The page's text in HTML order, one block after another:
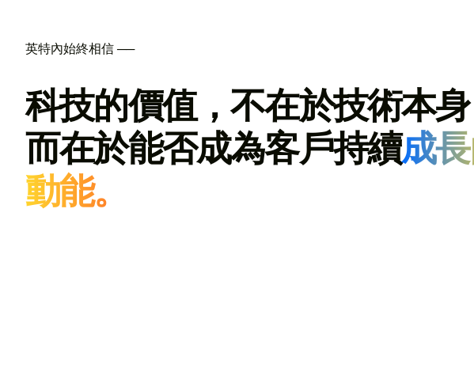
英特內始終相信 ──
科技的價值，不在於技術本身
而在於能否成為客戶持續成
動能。